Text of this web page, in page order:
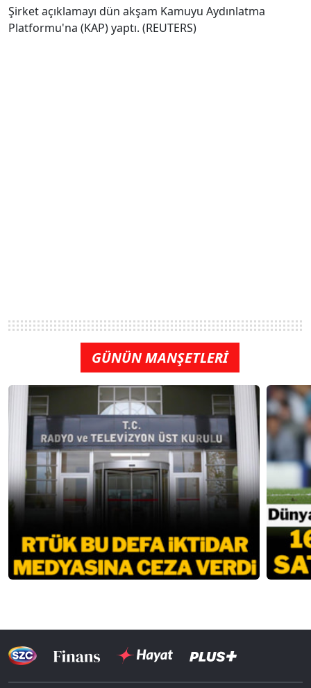
Şirket açıklamayı dün akşam Kamuyu Aydınlatma
Platformu'na (KAP) yaptı. (REUTERS)
GÜNÜN MANŞETLERİ